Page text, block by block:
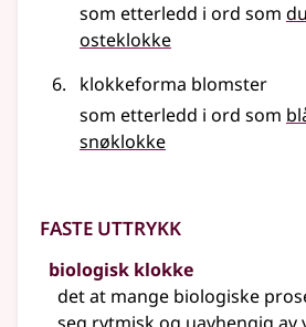
som etterledd i ord som
osteklokke
klokkeforma blomster
som etterledd i ord som
snøklokke
Faste uttrykk
biologisk klokke
det at mange biologiske